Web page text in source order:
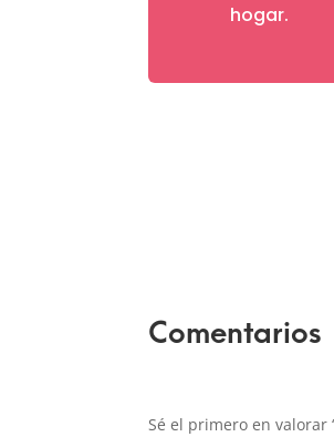
hogar.
Comentarios
Sé el primero en valorar